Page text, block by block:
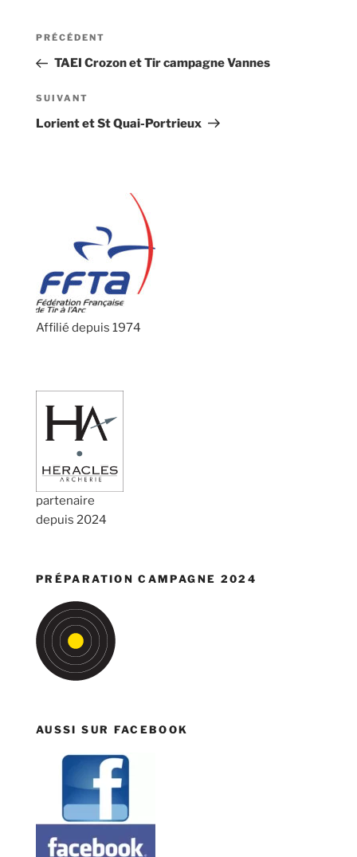
Navigation
l’article
Article
précédent
PRÉCÉDENT
TAEI Crozon et Tir campagne Vannes
Article
suivant
SUIVANT
Lorient et St Quai-Portrieux
Affilié depuis 1974
partenaire
depuis 2024
PRÉPARATION CAMPAGNE 2024
AUSSI SUR FACEBOOK